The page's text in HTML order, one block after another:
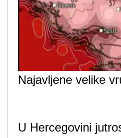
Najavljene velike
U Hercegovini